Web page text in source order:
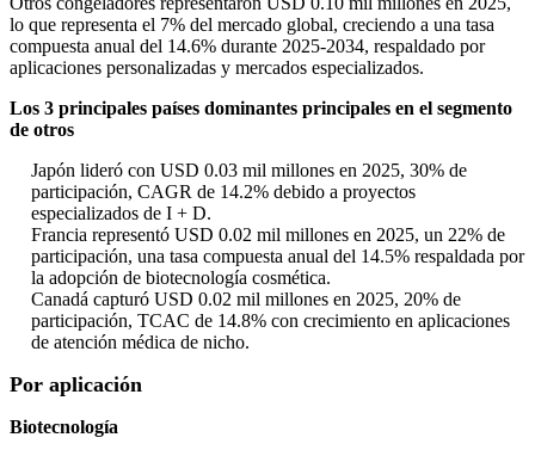
lo que representa el 7% del mercado global, creciendo a una tasa
compuesta anual del 14.6% durante 2025-2034, respaldado por
aplicaciones personalizadas y mercados especializados.
Los 3 principales países dominantes principales en el segmento
de otros
Japón lideró con USD 0.03 mil millones en 2025, 30% de
participación, CAGR de 14.2% debido a proyectos
especializados de I + D.
Francia representó USD 0.02 mil millones en 2025, un 22% de
participación, una tasa compuesta anual del 14.5% respaldada por
la adopción de biotecnología cosmética.
Canadá capturó USD 0.02 mil millones en 2025, 20% de
participación, TCAC de 14.8% con crecimiento en aplicaciones
de atención médica de nicho.
Por aplicación
Biotecnología